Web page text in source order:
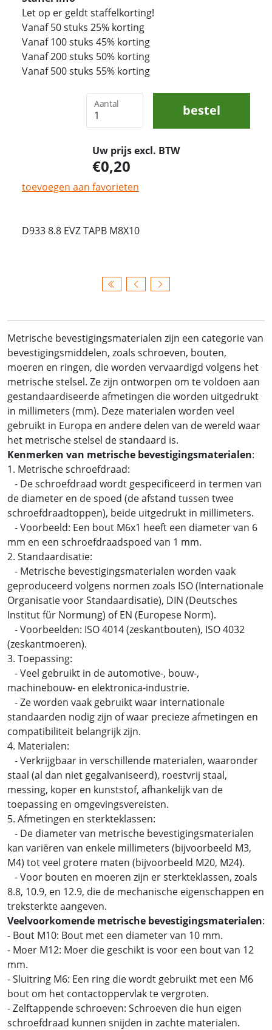
Let op er geldt staffelkorting!
Vanaf 50 stuks 25% korting
Vanaf 100 stuks 45% korting
Vanaf 200 stuks 50% korting
Vanaf 500 stuks 55% korting
Aantal bestel
Uw prijs excl. BTW
0,20
toevoegen aan favorieten
D933 8.8 EVZ TAPB M8X10
Metrische bevestigingsmaterialen zijn een categorie van
bevestigingsmiddelen, zoals schroeven, bouten,
moeren en ringen, die worden vervaardigd volgens het
metrische stelsel. Ze zijn ontworpen om te voldoen aan
gestandaardiseerde afmetingen die worden uitgedrukt
in millimeters (mm). Deze materialen worden veel
gebruikt in Europa en andere delen van de wereld waar
het metrische stelsel de standaard is.
Kenmerken van metrische bevestigingsmaterialen:
1. Metrische schroefdraad:
- De schroefdraad wordt gespecificeerd in termen van
de diameter en de spoed (de afstand tussen twee
schroefdraadtoppen), beide uitgedrukt in millimeters.
- Voorbeeld: Een bout M6x1 heeft een diameter van 6
mm en een schroefdraadspoed van 1 mm.
2. Standaardisatie:
- Metrische bevestigingsmaterialen worden vaak
geproduceerd volgens normen zoals ISO (Internationale
Organisatie voor Standaardisatie), DIN (Deutsches
Institut für Normung) of EN (Europese Norm).
- Voorbeelden: ISO 4014 (zeskantbouten), ISO 4032
(zeskantmoeren).
3. Toepassing:
- Veel gebruikt in de automotive-, bouw-,
machinebouw- en elektronica-industrie.
- Ze worden vaak gebruikt waar internationale
standaarden nodig zijn of waar precieze afmetingen en
compatibiliteit belangrijk zijn.
4. Materialen:
- Verkrijgbaar in verschillende materialen, waaronder
staal (al dan niet gegalvaniseerd), roestvrij staal,
messing, koper en kunststof, afhankelijk van de
toepassing en omgevingsvereisten.
5. Afmetingen en sterkteklassen:
- De diameter van metrische bevestigingsmaterialen
kan variëren van enkele millimeters (bijvoorbeeld M3,
M4) tot veel grotere maten (bijvoorbeeld M20, M24).
- Voor bouten en moeren zijn er sterkteklassen, zoals
8.8, 10.9, en 12.9, die de mechanische eigenschappen en
treksterkte aangeven.
Veelvoorkomende metrische bevestigingsmaterialen:
- Bout M10: Bout met een diameter van 10 mm.
- Moer M12: Moer die geschikt is voor een bout van 12
mm.
- Sluitring M6: Een ring die wordt gebruikt met een M6
bout om het contactoppervlak te vergroten.
- Zelftappende schroeven: Schroeven die hun eigen
schroefdraad kunnen snijden in zachte materialen.